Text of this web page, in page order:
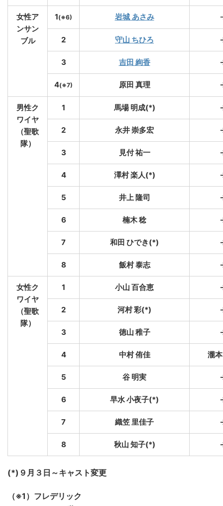
女性ア
ンサン
ブル
1(※6) 岩城 あさみ
2 守山 ちひろ
3 吉田 絢香
4(※7) 原田 真理
男性ク
ワイヤ
（聖歌
隊）
1 馬場 明成(*)
2 永井 崇多宏
3 見付 祐一
4 澤村 楽人(*)
5 井上 隆司
6 楠木 稔
7 和田 ひでき(*)
8 飯村 泰志
女性ク
ワイヤ
（聖歌
隊）
1 小山 百合恵
2 河村 彩(*)
3 徳山 稚子
4 中村 侑佳 瀧
5 谷 明実
6 早水 小夜子(*)
7 織笠 里佳子
8 秋山 知子(*)
(*)９月３日～キャスト変更
（※1）フレデリック